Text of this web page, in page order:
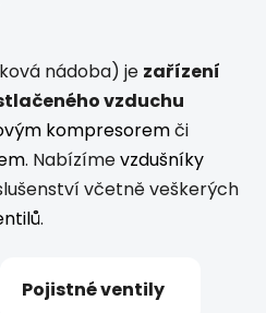
nádoba) je zařízení
vzduchu
kompresoremči
. Nabízímevzdušníky
včetně veškerých
.
Pojistné ventily